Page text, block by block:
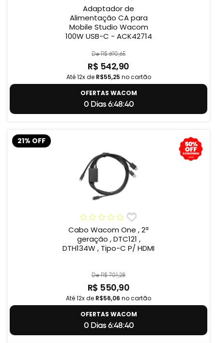
Adaptador de
Alimentação CA para
Mobile Studio Wacom
100W USB-C - ACK42714
De R$ 690,65
R$ 542,90
Até 12x de R$55,25 no cartão
OFERTAS WACOM
0 Dias 6:48:39
21% OFF
Cabo Wacom One , 2ª
geração , DTC121 ,
DTH134W , Tipo-C P/ HDMI
De R$ 701,28
R$ 550,90
Até 12x de R$56,06 no cartão
OFERTAS WACOM
0 Dias 6:48:39